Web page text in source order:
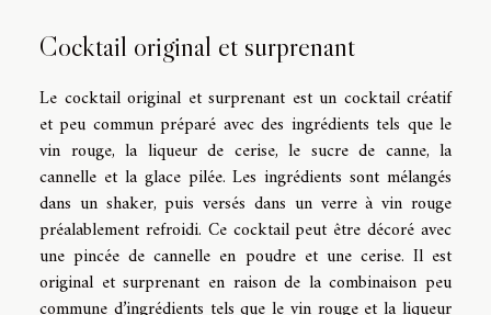
Cocktail original et surprenant
Le cocktail original et surprenant est un cocktail créatif
et peu commun préparé avec des ingrédients tels que le
vin rouge, la liqueur de cerise, le sucre de canne, la
cannelle et la glace pilée. Les ingrédients sont mélangés
dans un shaker, puis versés dans un verre à vin rouge
préalablement refroidi. Ce cocktail peut être décoré avec
une pincée de cannelle en poudre et une cerise. Il est
original et surprenant en raison de la combinaison peu